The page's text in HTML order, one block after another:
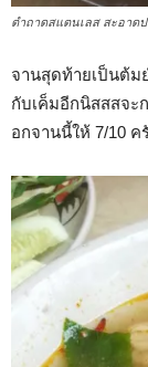
ตำถาดสแตนเลส สะอาด
จานสุดท้ายเป็นต้ม
กับเค็มอีกนิสสสจะ
อกจานนี้ให้ 7/10 ค